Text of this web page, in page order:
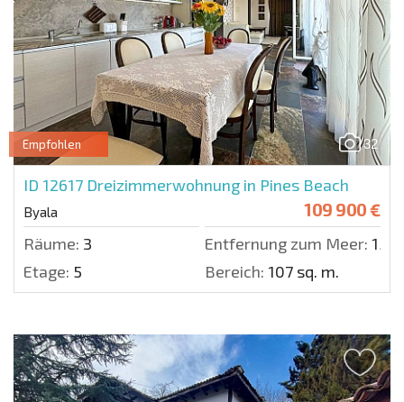
32
Empfohlen
ID 12617 Dreizimmerwohnung in Pines Beach
Byala 109 900 €
Räume: 3 Entfernung zum Meer: 150
Etage: 5 Bereich: 107 sq. m.